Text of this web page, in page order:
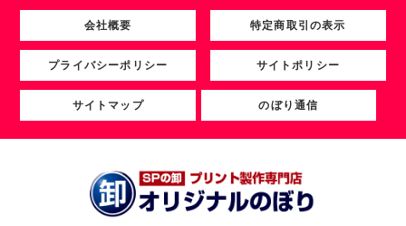
会社概要 特定商取引の表示
プライバシーポリシー サイトポリシー
サイトマップ のぼり通信